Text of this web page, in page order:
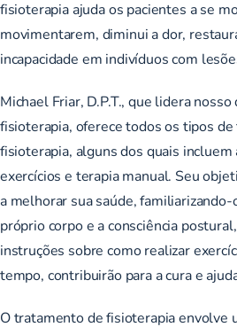
fisioterapia ajuda os pacientes a se
movimentarem, diminui a dor,
incapacidade em indivíduos com
Michael Friar, D.P.T., que lidera nosso
fisioterapia, oferece todos os tipos
fisioterapia, alguns dos quais
exercícios e terapia manual. Seu
a melhorar sua saúde, familiarizando-
próprio corpo e a consciência
instruções sobre como realizar
tempo, contribuirão para a cura e
O tratamento de fisioterapia envolve